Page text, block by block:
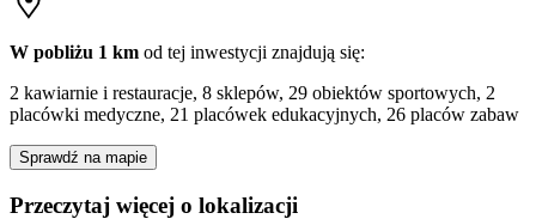
W pobliżu 1 km od tej inwestycji znajdują się:
2 kawiarnie i restauracje, 8 sklepów, 29 obiektów sportowych, 2
placówki medyczne, 21 placówek edukacyjnych, 26 placów zabaw
Sprawdź na mapie
Przeczytaj więcej o lokalizacji